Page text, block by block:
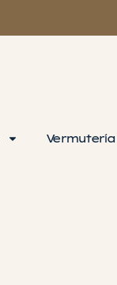
Vermutería